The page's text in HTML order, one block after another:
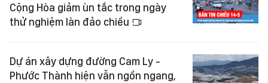
Cộng Hòa giảm ùn tắc trong ngày
thử nghiệm làn đảo chiều
Dự án xây dựng đường Cam Ly -
Phước Thành hiện vẫn ngổn ngang,